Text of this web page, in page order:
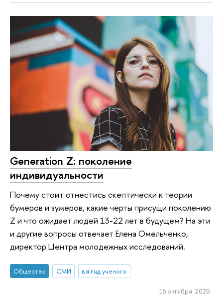
Generation Z: поколение
индивидуальности
Почему стоит отнестись скептически к теории
бумеров и зумеров, какие черты присущи поколению
Z и что ожидает людей 13-22 лет в будущем? На эти
и другие вопросы отвечает Елена Омельченко,
директор Центра молодежных исследований.
Общество СМИ взгляд ученого
16 октября 2020